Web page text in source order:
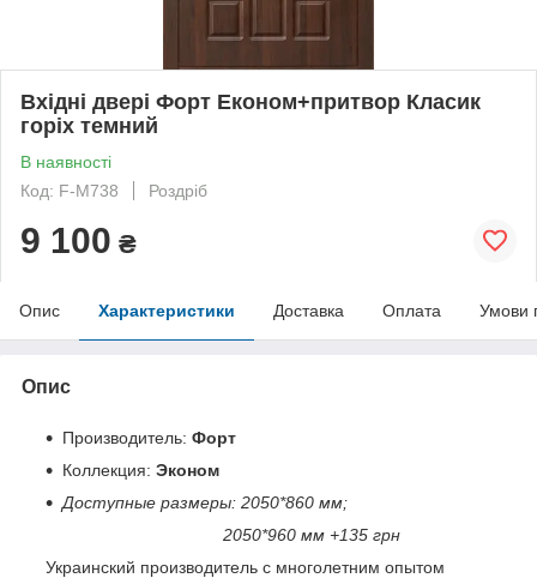
Вхідні двері Форт Економ+притвор Класик
горіх темний
В наявності
Код: F-М738
Роздріб
9 100 ₴
Опис Характеристики Доставка Оплата Умови
Опис
Производитель: Форт
Коллекция: Эконом
Доступные размеры: 2050*860 мм;
2050*960 мм +135 грн
Украинский производитель с многолетним опытом